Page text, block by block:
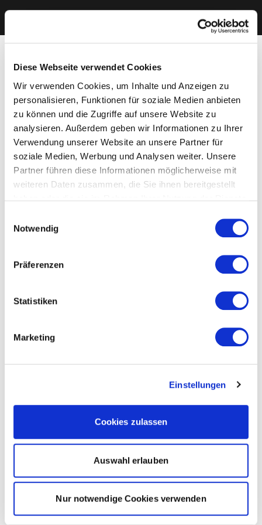
Diese Webseite verwendet Cookies
Wir verwenden Cookies, um Inhalte und Anzeigen zu
personalisieren, Funktionen für soziale Medien anbieten
zu können und die Zugriffe auf unsere Website zu
analysieren. Außerdem geben wir Informationen zu Ihrer
Verwendung unserer Website an unsere Partner für
soziale Medien, Werbung und Analysen weiter. Unsere
Partner führen diese Informationen möglicherweise mit
weiteren Daten zusammen, die Sie ihnen bereitgestellt
Cookies, wenn Sie unsere Webseite weiterhin nutzen.
Notwendig
Präferenzen
Statistiken
Marketing
Einstellungen
Cookies zulassen
Auswahl erlauben
Nur notwendige Cookies verwenden